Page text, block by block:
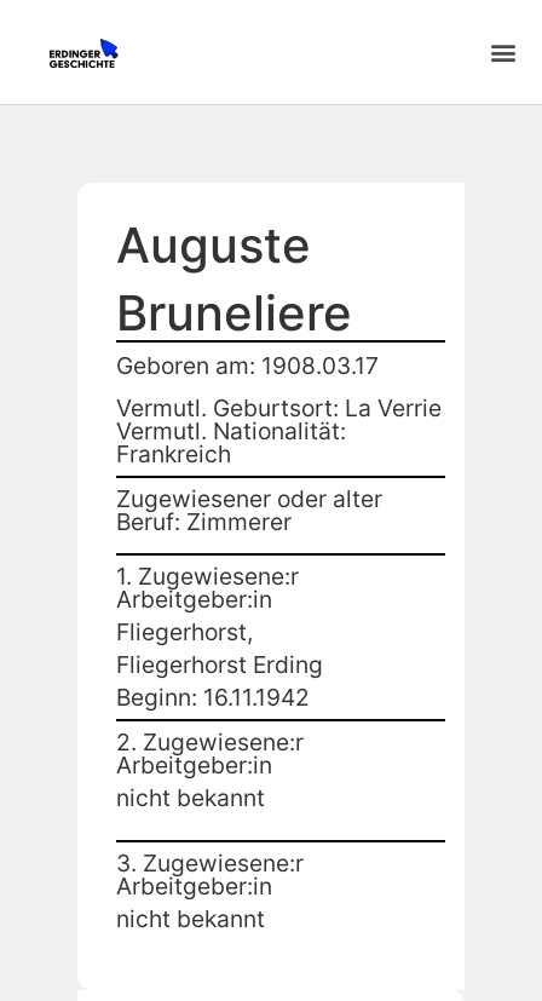
Auguste
Bruneliere
Geboren am: 1908.03.17
Vermutl. Geburtsort: La Verrie
Vermutl. Nationalität:
Frankreich
Zugewiesener oder alter
Beruf: Zimmerer
1. Zugewiesene:r
Arbeitgeber:in
Fliegerhorst,
Fliegerhorst Erding
Beginn: 16.11.1942
2. Zugewiesene:r
Arbeitgeber:in
nicht bekannt
3. Zugewiesene:r
Arbeitgeber:in
nicht bekannt